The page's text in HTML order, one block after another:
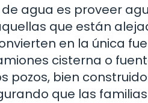
agua es proveer
que están
en la única
cisterna o
pozos, bien
que las